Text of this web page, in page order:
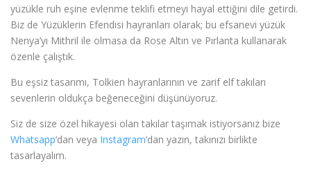
yüzükle ruh eşine evlenme teklifi etmeyi hayal ettiğini dile getirdi.
Biz de Yüzüklerin Efendisi hayranları olarak; bu efsanevi yüzük
Nenya’yı Mithril ile olmasa da Rose Altın ve Pırlanta kullanarak
özenle çalıştık.
Bu eşsiz tasarımı, Tolkien hayranlarının ve zarif elf takıları
sevenlerin oldukça beğeneceğini düşünüyoruz.
Siz de size özel hikayesi olan takılar taşımak istiyorsanız bize
Whatsapp‘dan veya Instagram‘dan yazın, takınızı birlikte
tasarlayalım.